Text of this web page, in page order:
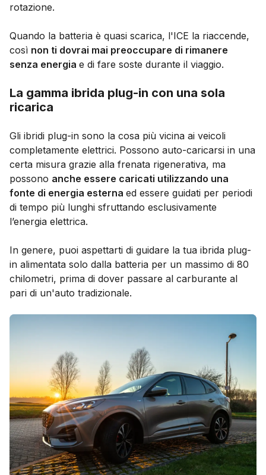
rotazione.
Quando la batteria è quasi scarica, l'ICE la riaccende,
così non ti dovrai mai preoccupare di rimanere
senza energia e di fare soste durante il viaggio.
La gamma ibrida plug-in con una sola
ricarica
Gli ibridi plug-in sono la cosa più vicina ai veicoli
completamente elettrici. Possono auto-caricarsi in una
certa misura grazie alla frenata rigenerativa, ma
possono anche essere caricati utilizzando una
fonte di energia esterna ed essere guidati per periodi
di tempo più lunghi sfruttando esclusivamente
l’energia elettrica.
In genere, puoi aspettarti di guidare la tua ibrida plug-
in alimentata solo dalla batteria per un massimo di 80
chilometri, prima di dover passare al carburante al
pari di un'auto tradizionale.